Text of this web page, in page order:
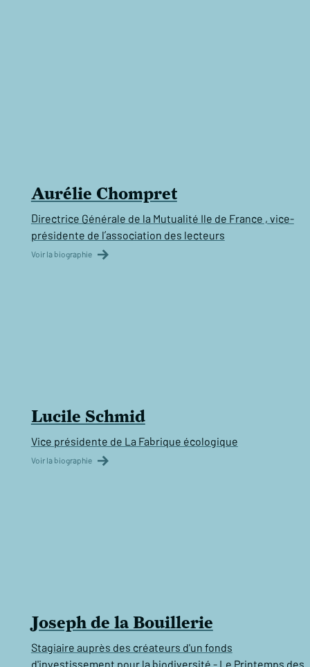
Aurélie Chompret
Directrice Générale de la Mutualité Ile de France , vice-
présidente de l’association des lecteurs
Voir la biographie
Lucile Schmid
Vice présidente de La Fabrique écologique
Voir la biographie
Joseph de la Bouillerie
Stagiaire auprès des créateurs d'un fonds
d'investissement pour la biodiversité - Le Printemps des